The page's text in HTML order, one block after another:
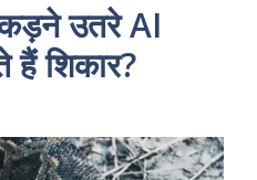
उतरे AI
शिकार?